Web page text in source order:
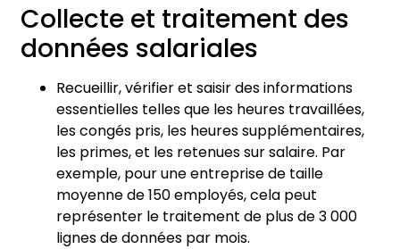
Collecte et traitement des
données salariales
Recueillir, vérifier et saisir des informations
essentielles telles que les heures travaillées,
les congés pris, les heures supplémentaires,
les primes, et les retenues sur salaire. Par
exemple, pour une entreprise de taille
moyenne de 150 employés, cela peut
représenter le traitement de plus de 3 000
lignes de données par mois.